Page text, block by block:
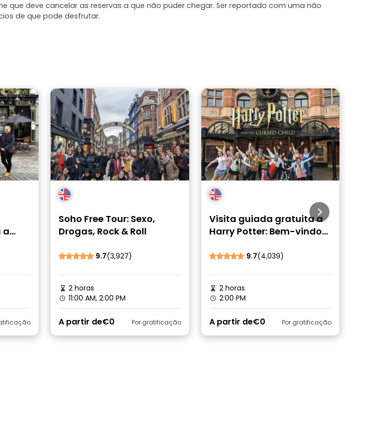
que deve cancelar as reservas a que não puder chegar. Ser reportado com uma não
de que pode desfrutar.
a
Soho Free Tour: Sexo,
Drogas, Rock & Roll
9.7(3,927)
2 horas
11:00 AM, 2:00 PM
A partir de€0 Por gratificação
Visita guiada gratuita a
Harry Potter: Bem-vindo
9.7(4,039)
2 horas
2:00 PM
A partir de€0 Por gratificação